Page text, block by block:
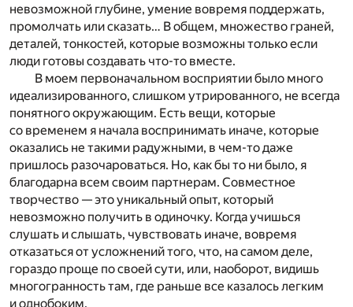
невозможной глубине, умение вовремя поддержать,
промолчать или сказать… В общем, множество граней,
деталей, тонкостей, которые возможны только если
люди готовы создавать что-то вместе.
В моем первоначальном восприятии было много
идеализированного, слишком утрированного, не всегда
понятного окружающим. Есть вещи, которые
со временем я начала воспринимать иначе, которые
оказались не такими радужными, в чем-то даже
пришлось разочароваться. Но, как бы то ни было, я
благодарна всем своим партнерам. Совместное
творчество — это уникальный опыт, который
невозможно получить в одиночку. Когда учишься
слушать и слышать, чувствовать иначе, вовремя
отказаться от усложнений того, что, на самом деле,
гораздо проще по своей сути, или, наоборот, видишь
многогранность там, где раньше все казалось легким
и однобоким.